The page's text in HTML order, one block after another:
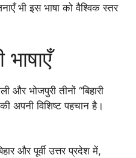
भी इस भाषा को वैश्विक स्तर
भाषाएँ
और भोजपुरी तीनों “बिहारी
अपनी विशिष्ट पहचान है।
और पूर्वी उत्तर प्रदेश में,